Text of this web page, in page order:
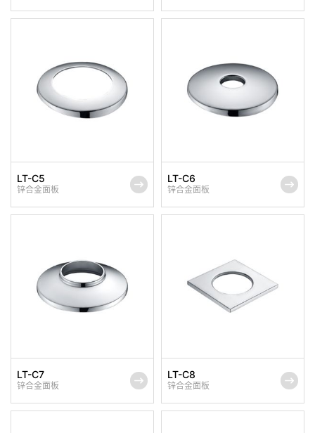
LT-C5
锌合金面板
LT-C6
锌合金面板
LT-C7
锌合金面板
LT-C8
锌合金面板